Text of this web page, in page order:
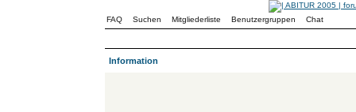
FAQ Suchen Mitgliederliste Benutzergruppen Chat
Information